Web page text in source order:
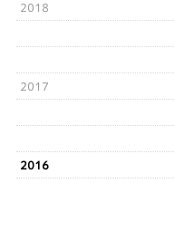
2018
2017
2016